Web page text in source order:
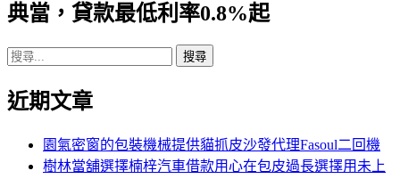
典當，貸款最低利率0.8%起
搜
關
近期文章
園氣密窗的包裝機械提供貓抓皮沙發代理Fasoul二回機
樹林當舖選擇楠梓汽車借款用心在包皮過長選擇用未上